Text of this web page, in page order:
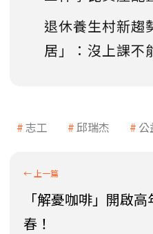
退休養生村新趨
居」：沒上課不
志工 邱瑞杰 公
「解憂咖啡」開啟
春！